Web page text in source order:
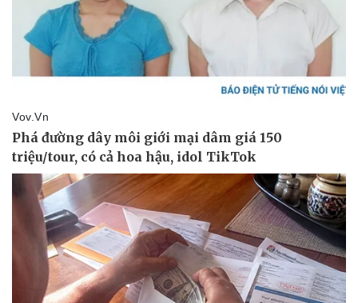
eSports
Hậu trường